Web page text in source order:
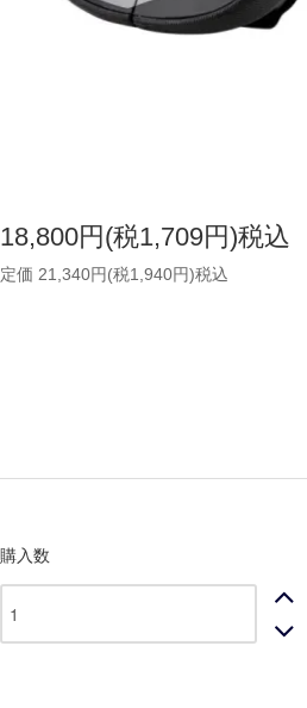
18,800円(税1,709円)税込
定価 21,340円(税1,940円)税込
購入数